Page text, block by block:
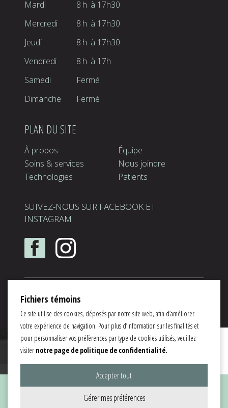
Mardi
8h à 17h30
Mercredi
8h à 17h30
Jeudi
8h à 17h30
Vendredi
8h à 17h
Samedi
Fermé
Dimanche
Fermé
PLAN DU SITE
À propos
Soins & services
Technologies
Équipe
Nous joindre
Patients
SUIVEZ-NOUS SUR FACEBOOK ET
INSTAGRAM
Spécialiste en marketing dentaire |
réseau jetrouvemondentiste
Fichiers témoins
Ce site utilise des cookies, déposés par notre site web, afin d’améliorer
votre expérience de navigation. Pour plus d’information sur les finalités et
pour personnaliser vos préférences par type de cookies utilisés, veuillez
visiter notre page de politique de confidentialité.
Accepter tout
Gérer mes préférences